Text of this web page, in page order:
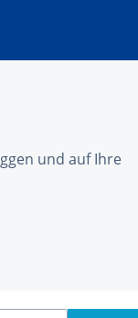
und auf Ihre